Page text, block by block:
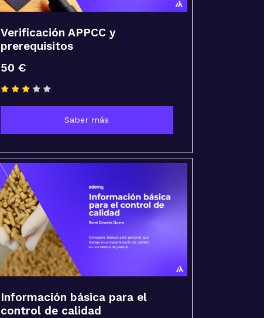
Verificación APPCC y
prerequisitos
50 €
Saber más
Información básica para el
control de calidad